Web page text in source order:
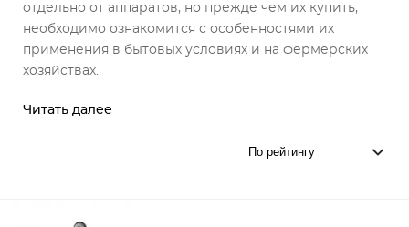
отдельно от аппаратов, но прежде чем их купить,
необходимо ознакомится с особенностями их
применения в бытовых условиях и на фермерских
хозяйствах.
Читать далее